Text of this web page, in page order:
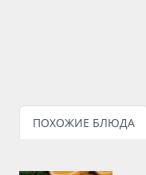
ПОХОЖИЕ БЛЮДА